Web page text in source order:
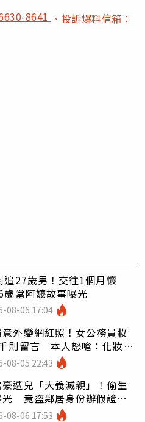
8641 、投訴爆料信箱：
追27歲男！交往1個月懷
當阿嬤故事曝光
08-06 17:04
外變網紅照！女公務員妝
則留言 本人怒嗆：化妝有
08-05 22:43
遭兒「大義滅親」！偷生
光 竟盜鄰居身份辦假證落
08-06 17:53